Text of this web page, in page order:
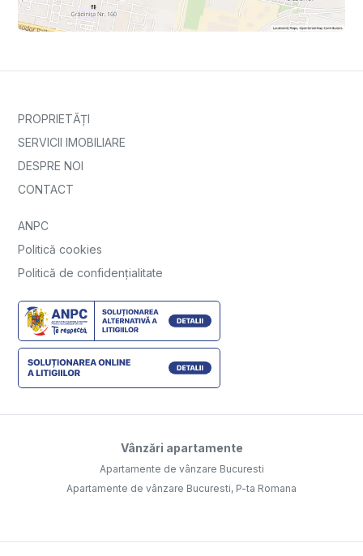
PROPRIETĂȚI
SERVICII IMOBILIARE
DESPRE NOI
CONTACT
ANPC
Politică cookies
Politică de confidențialitate
Vânzări apartamente
Apartamente de vânzare Bucuresti
Apartamente de vânzare Bucuresti, P-ta Romana